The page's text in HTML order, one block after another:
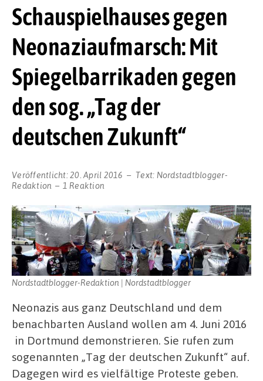
Schauspielhauses gegen
Neonaziaufmarsch: Mit
Spiegelbarrikaden gegen
den sog. „Tag der
deutschen Zukunft“
Veröffentlicht: 20. April 2016 Text: Nordstadtblogger-
Redaktion
1 Reaktion
Nordstadtblogger-Redaktion | Nordstadtblogger
Neonazis aus ganz Deutschland und dem
benachbarten Ausland wollen am 4. Juni 2016
in Dortmund demonstrieren. Sie rufen zum
sogenannten „Tag der deutschen Zukunft“ auf.
Dagegen wird es vielfältige Proteste geben.